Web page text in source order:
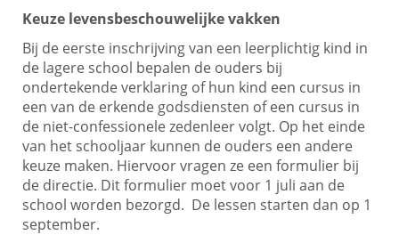
Keuze levensbeschouwelijke vakken
Bij de eerste inschrijving van een leerplichtig kind in
de lagere school bepalen de ouders bij
ondertekende verklaring of hun kind een cursus in
een van de erkende godsdiensten of een cursus in
de niet-confessionele zedenleer volgt. Op het einde
van het schooljaar kunnen de ouders een andere
keuze maken. Hiervoor vragen ze een formulier bij
de directie. Dit formulier moet voor 1 juli aan de
school worden bezorgd. De lessen starten dan op 1
september.